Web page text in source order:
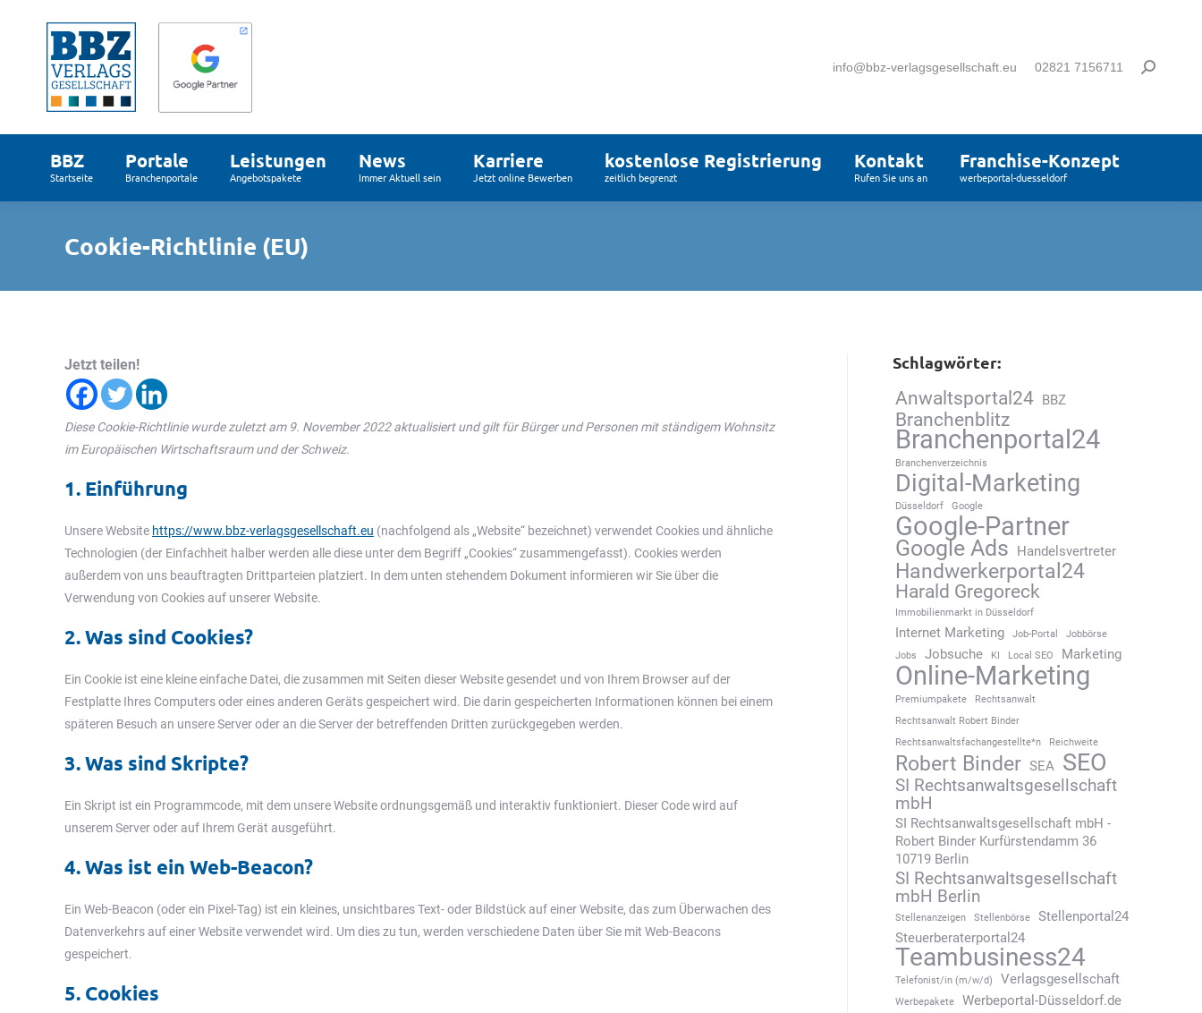
info@bbz-verlagsgesellschaft.eu 02821 7156711
BBZ
Startseite
Portale
Branchenportale
Leistungen
Angebotspakete
News
Immer Aktuell sein
Karriere
Jetzt online Bewerben
kostenlose Registrierung
zeitlich begrenzt
Kontakt
Rufen Sie uns an
Franchise-Konzept
werbeportal-duesseldorf
Cookie-Richtlinie (EU)
Jetzt teilen!
Diese Cookie-Richtlinie wurde zuletzt am 9. November 2022 aktualisiert und gilt für Bürger und Personen mit ständigem Wohnsitz
im Europäischen Wirtschaftsraum und der Schweiz.
1. Einführung
Unsere Website https://www.bbz-verlagsgesellschaft.eu (nachfolgend als „Website“ bezeichnet) verwendet Cookies und ähnliche
Technologien (der Einfachheit halber werden alle diese unter dem Begriff „Cookies“ zusammengefasst). Cookies werden
außerdem von uns beauftragten Drittparteien platziert. In dem unten stehendem Dokument informieren wir Sie über die
Verwendung von Cookies auf unserer Website.
2. Was sind Cookies?
Ein Cookie ist eine kleine einfache Datei, die zusammen mit Seiten dieser Website gesendet und von Ihrem Browser auf der
Festplatte Ihres Computers oder eines anderen Geräts gespeichert wird. Die darin gespeicherten Informationen können bei einem
späteren Besuch an unsere Server oder an die Server der betreffenden Dritten zurückgegeben werden.
3. Was sind Skripte?
Ein Skript ist ein Programmcode, mit dem unsere Website ordnungsgemäß und interaktiv funktioniert. Dieser Code wird auf
unserem Server oder auf Ihrem Gerät ausgeführt.
4. Was ist ein Web-Beacon?
Ein Web-Beacon (oder ein Pixel-Tag) ist ein kleines, unsichtbares Text- oder Bildstück auf einer Website, das zum Überwachen des
Datenverkehrs auf einer Website verwendet wird. Um dies zu tun, werden verschiedene Daten über Sie mit Web-Beacons
gespeichert.
5. Cookies
Schlagwörter:
Anwaltsportal24 BBZ
Branchenblitz
Branchenportal24
Branchenverzeichnis
Digital-Marketing
Düsseldorf Google
Google-Partner
Google Ads Handelsvertreter
Handwerkerportal24
Harald Gregoreck
Immobilienmarkt in Düsseldorf
Internet Marketing Job-Portal
Jobbörse
Jobs
Jobsuche KI Local SEO Marketing
Online-Marketing
Premiumpakete
Rechtsanwalt
Rechtsanwalt Robert Binder
Rechtsanwaltsfachangestellte*n
Reichweite
Robert Binder SEA SEO
SI Rechtsanwaltsgesellschaft
mbH
SI Rechtsanwaltsgesellschaft mbH -
Robert Binder Kurfürstendamm 36
10719 Berlin
SI Rechtsanwaltsgesellschaft
mbH Berlin
Stellenanzeigen Stellenbörse
Stellenportal24
Steuerberaterportal24
Teambusiness24
Telefonist/in (m/w/d) Verlagsgesellschaft
Werbepakete
Werbeportal-Düsseldorf.de